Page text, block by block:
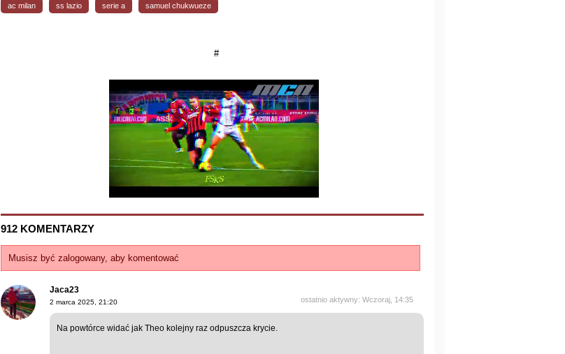
ac milan ss lazio serie a samuel chukwueze
#
912 KOMENTARZY
Musisz być zalogowany, aby komentować
Jaca23
ostatnio aktywny: Wczoraj, 14:35
2 marca 2025, 21:20
Na powtórce widać jak Theo kolejny raz odpuszcza krycie.